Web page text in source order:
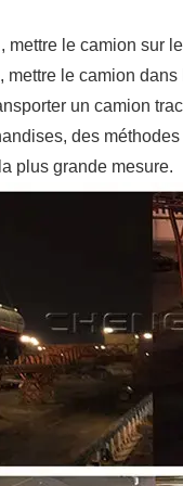
mettre le camion sur
mettre le camion
un camion
des
plus grande mesure.